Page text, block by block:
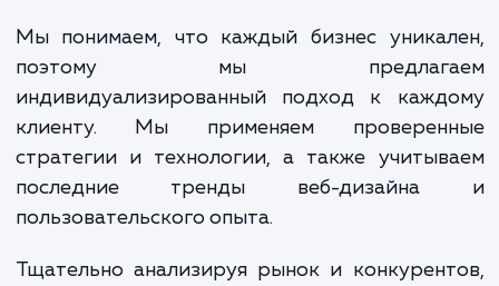
При правильном подходе корпоративный
может принести значительные
Это может быть увеличение
бренда, привлечение новых
увеличение продаж, а также укрепление
конечном итоге это приводит к